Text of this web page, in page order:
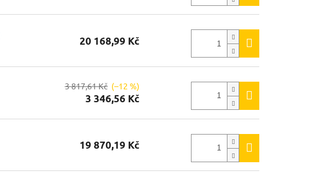
20 168,99 Kč
3 817,61 Kč (–12 %)
3 346,56 Kč
19 870,19 Kč